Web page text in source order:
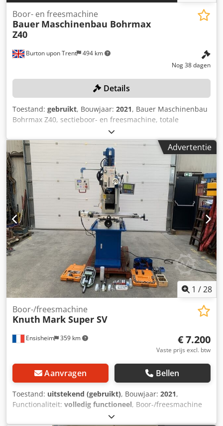
Burton upon Trent 494 km
Boor- en freesmachine
Bauer Maschinenbau Bohrmax
Z40
Nog 38 dagen
Details
Toestand: gebruikt, Bouwjaar: 2021, Bauer Maschinenbau
Bohrmax Z40, sectieboor- en freesmachine, totale
tafellengte 4350 mm, 4 secties van 1050 mm, Penta NC V2
programmeerbesturing, 10-voudige
gereedschapswisselaar, CAT 40-spindel, 11 kW vermogen,
bewegingsbereik X-as = 4000 mm, Y-as = 580 mm, Z-as =
700 mm, boorcapaciteit 3 - 40 mm, boorsnelheidsbereik
140 - 2300 tpm, snelle verplaatsing X = 24 m/min, Y en Z =
7,5 m/min, tafelhoogte 560 mm, afstand van de onderkant
van de gereedschaphouder tot het tafeloppervlak 700 mm,
motor 7,5 kW. Serienummer: 21-0156 (2021) Dcjdpfx Ahezr
Ix Ajhsk Locatie: Deze kavels bevinden zich in Burton-on-
Trent, Verenigd Koninkrijk. Helaas zijn er geen faciliteiten
voor het laden aanwezig op locatie. Demontage en laden
zijn voor rekening van de koper.
Advertentie
1 /28
Ensisheim 359 km
Boor-/freesmachine
Knuth Mark Super SV
€ 7.200
Vaste prijs excl. btw
Aanvragen Bellen
Toestand: uitstekend (gebruikt), Bouwjaar: 2021,
Functionaliteit: volledig functioneel, Boor-/freesmachine
KNUTH MARK SUPER SV Bouwjaar: 2021 Verplaatsing X: 560